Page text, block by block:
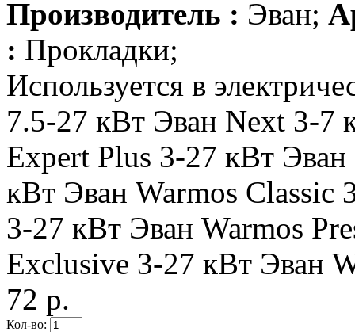
Производитель : Эван;
: Прокладки;
Используется в
7.5-27 кВт Эван Next 3-7
Expert Plus 3-27 кВт
кВт Эван Warmos Classic
3-27 кВт Эван Warmos
Exclusive 3-27 кВт Эван
72 р.
Кол-во: